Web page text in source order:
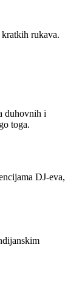
kratkih rukava.
duhovnih i
toga.
DJ-eva,